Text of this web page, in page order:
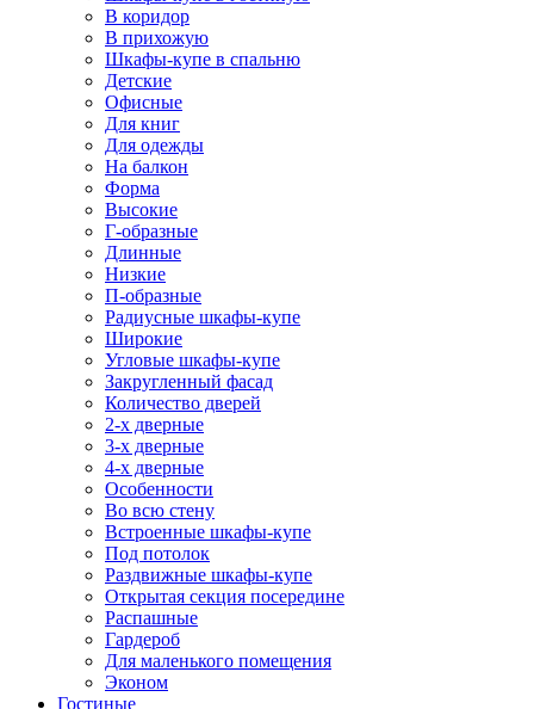
В коридор
В прихожую
Шкафы-купе в спальню
Детские
Офисные
Для книг
Для одежды
На балкон
Форма
Высокие
Г-образные
Длинные
Низкие
П-образные
Радиусные шкафы-купе
Широкие
Угловые шкафы-купе
Закругленный фасад
Количество дверей
2-х дверные
3-х дверные
4-х дверные
Особенности
Во всю стену
Встроенные шкафы-купе
Под потолок
Раздвижные шкафы-купе
Открытая секция посередине
Распашные
Гардероб
Для маленького помещения
Эконом
Гостиные